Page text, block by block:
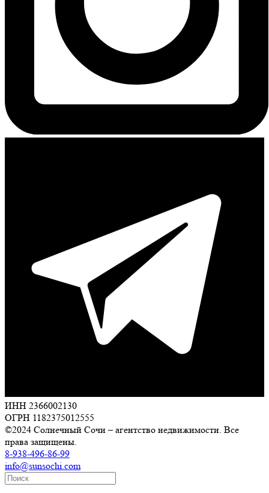
ИНН 2366002130
ОГРН 1182375012555
©2024 Солнечный Сочи – агентство недвижимости. Все
права защищены.
8-938-496-86-99
info@sunsochi.com